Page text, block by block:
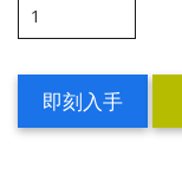
即刻入手